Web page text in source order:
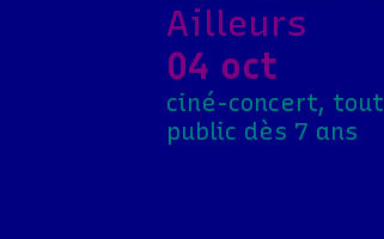
Ailleurs
04 oct
ciné-concert, tout
public dès 7 ans